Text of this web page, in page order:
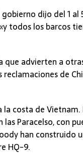
dijo del 1 al
todos los barcos
que advierten a
de
costa de Vietnam.
Paracelso, con
han construido
HQ-9.